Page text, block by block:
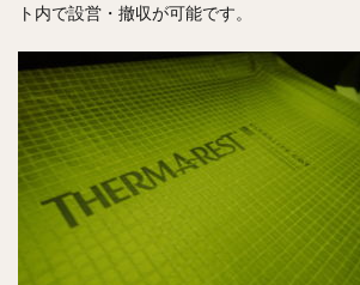
ト内で設営・撤収が可能です。